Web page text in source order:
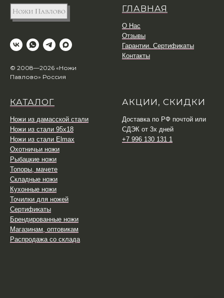
© 2008—2026 «Ножи
Павлово» Россия
ГЛАВНАЯ
О Нас
Отзывы
Гарантии. Сертификаты
Контакты
КАТАЛОГ
Ножи из дамасской стали
Ножи из стали 95х18
Ножи из стали Elmax
Охотничьи ножи
Рыбацкие ножи
Топоры, мачете
Складные ножи
Кухонные ножи
Точилки для ножей
Сертификаты
Брендированные ножи
Магазинам, оптовикам
Распродажа со склада
АКЦИИ, СКИДКИ
Доставка по РФ почтой или
СДЭК от 3х дней
+7 996 130 131 1